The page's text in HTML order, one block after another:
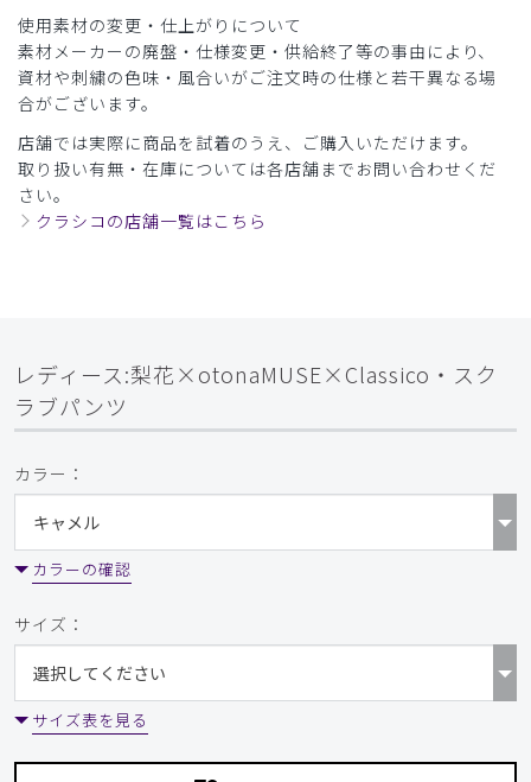
使用素材の変更・仕上がりについて
素材メーカーの廃盤・仕様変更・供給終了等の事由により、
資材や刺繍の色味・風合いがご注文時の仕様と若干異なる場
合がございます。
店舗では実際に商品を試着のうえ、ご購入いただけます。
取り扱い有無・在庫については各店舗までお問い合わせくだ
さい。
クラシコの店舗一覧はこちら
レディース:梨花×otonaMUSE×Classico・スク
ラブパンツ
カラー：
カラーの確認
サイズ：
サイズ表を見る